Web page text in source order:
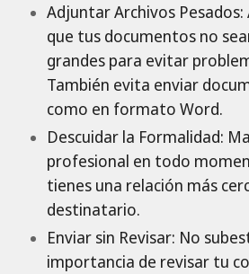
Adjuntar Archivos
que tus documentos no
grandes para evitar
También evita enviar
como en formato Word.
Descuidar la Formalidad:
profesional en todo
tienes una relación más
destinatario.
Enviar sin Revisar: No
importancia de revisar tu